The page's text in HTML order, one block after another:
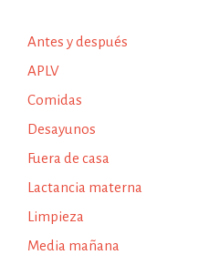
Antes y después
APLV
Comidas
Desayunos
Fuera de casa
Lactancia materna
Limpieza
Media mañana